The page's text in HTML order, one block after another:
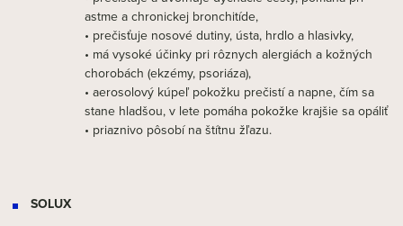
astme a chronickej bronchitíde,
• prečisťuje nosové dutiny, ústa, hrdlo a hlasivky,
• má vysoké účinky pri rôznych alergiách a kožných
chorobách (ekzémy, psoriáza),
• aerosolový kúpeľ pokožku prečistí a napne, čím sa
stane hladšou, v lete pomáha pokožke krajšie sa opáliť
• priaznivo pôsobí na štítnu žľazu.
SOLUX